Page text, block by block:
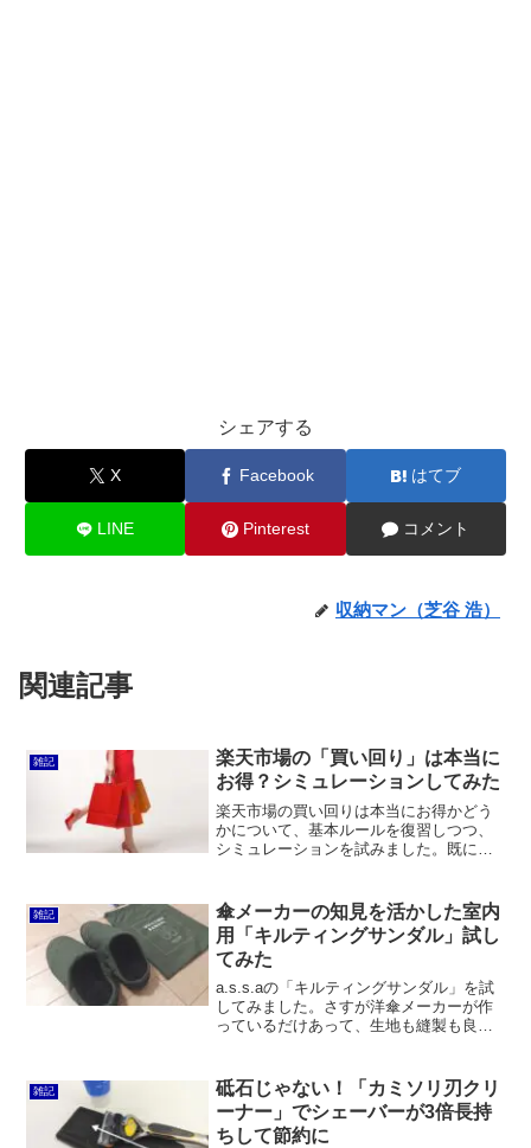
シェアする
X Facebook はてブ
LINE Pinterest コメント
収納マン（芝谷 浩）
関連記事
雑記
楽天市場の「買い回り」は本当に
お得？シミュレーションしてみた
楽天市場の買い回りは本当にお得かどう
かについて、基本ルールを復習しつつ、
シミュレーションを試みました。既に何
無駄ではないと結論付けられるのではな
いかと思います。
雑記
傘メーカーの知見を活かした室内
用「キルティングサンダル」試し
てみた
a.s.s.aの「キルティングサンダル」を試
してみました。さすが洋傘メーカーが作
っているだけあって、生地も縫製も良い
じます。フィット感もクロックスには敵
いません。
雑記
砥石じゃない！「カミソリ刃クリ
ーナー」でシェーバーが3倍長持
ちして節約に